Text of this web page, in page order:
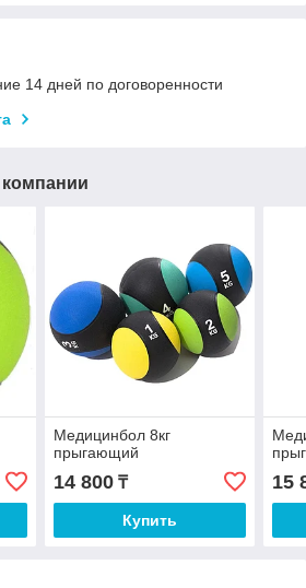
14 дней по договоренности
Медицинбол 8кг
прыгающий
14 800₸
Купить
15